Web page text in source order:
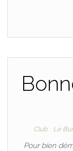
Club Le
Pour bien